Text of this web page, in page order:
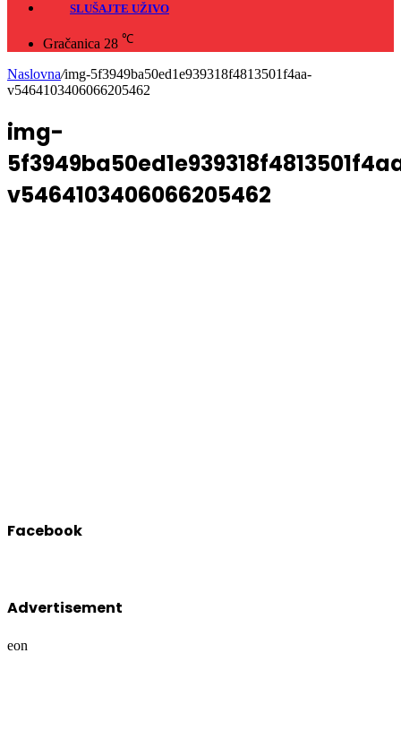
SLUŠAJTE UŽIVO
Gračanica 28 ℃
Naslovna/img-5f3949ba50ed1e939318f4813501f4aa-
v5464103406066205462
img-
v5464103406066205462
Facebook
Advertisement
eon